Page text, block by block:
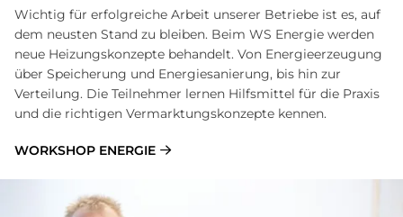
Wichtig für erfolgreiche Arbeit unserer Betriebe ist es, auf
dem neusten Stand zu bleiben. Beim WS Energie werden
neue Heizungskonzepte behandelt. Von Energieerzeugung
über Speicherung und Energiesanierung, bis hin zur
Verteilung. Die Teilnehmer lernen Hilfsmittel für die Praxis
und die richtigen Vermarktungskonzepte kennen.
WORKSHOP ENERGIE